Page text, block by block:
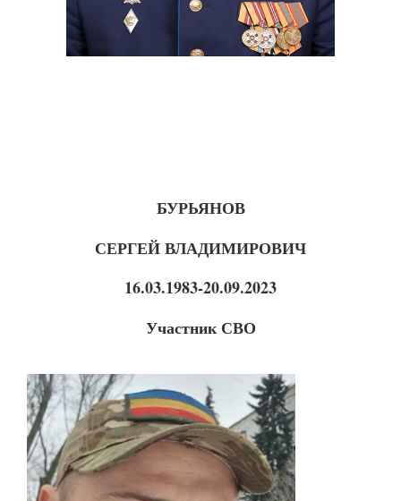
БУРЬЯНОВ
СЕРГЕЙВЛАДИМИРОВИЧ
16.03.1983-20.09.2023
Участник СВО